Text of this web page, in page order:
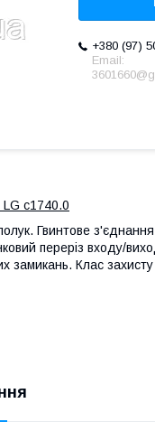
+380 (97)
Email:
LG с1740.0
Гвинтове
переріз входу/
замикань. Клас